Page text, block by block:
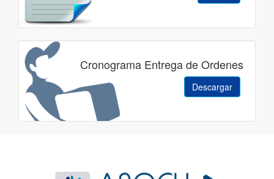
Cronograma Entrega de Ordenes
Descargar